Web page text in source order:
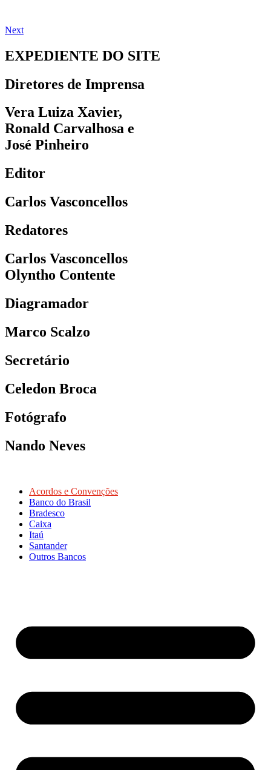
Next
EXPEDIENTE DO SITE
Diretores de Imprensa
Vera Luiza Xavier,
Ronald Carvalhosa e
José Pinheiro
Editor
Carlos Vasconcellos
Redatores
Carlos Vasconcellos
Olyntho Contente
Diagramador
Marco Scalzo
Secretário
Celedon Broca
Fotógrafo
Nando Neves
Acordos e Convenções
Banco do Brasil
Bradesco
Caixa
Itaú
Santander
Outros Bancos